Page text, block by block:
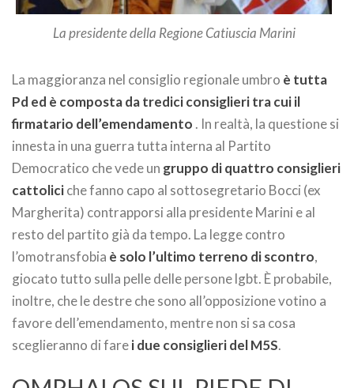
La presidente della Regione Catiuscia Marini
La maggioranza nel consiglio regionale umbro è tutta
Pd ed è composta da tredici consiglieri tra cui il
firmatario dell’emendamento . In realtà, la questione si
innesta in una guerra tutta interna al Partito
Democratico che vede un gruppo di quattro consiglieri
cattoliciche fanno capo al sottosegretario Bocci (ex
Margherita) contrapporsi alla presidente Marini e al
resto del partito già da tempo. La legge contro
l’omotransfobia è solo l’ultimo terreno di scontro,
giocato tutto sulla pelle delle persone lgbt. È probabile,
inoltre, che le destre che sono all’opposizione votino a
favore dell’emendamento, mentre non si sa cosa
sceglieranno di farei due consiglieri del M5S.